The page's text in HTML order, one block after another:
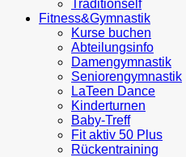
Traditionself
Fitness&Gymnastik
Kurse buchen
Abteilungsinfo
Damengymnastik
Seniorengymnastik
LaTeen Dance
Kinderturnen
Baby-Treff
Fit aktiv 50 Plus
Rückentraining